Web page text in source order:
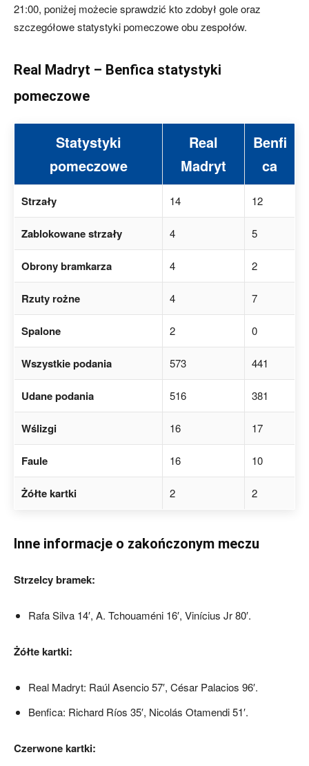
21:00, poniżej możecie sprawdzić kto zdobył gole oraz
szczegółowe statystyki pomeczowe obu zespołów.
Real Madryt – Benfica statystyki
pomeczowe
Statystyki
pomeczowe
Real
Madryt
Benfi
ca
Strzały 14 12
Zablokowane strzały 4 5
Obrony bramkarza 4 2
Rzuty rożne 4 7
Spalone 2 0
Wszystkie podania 573 441
Udane podania 516 381
Wślizgi 16 17
Faule 16 10
Żółte kartki 2 2
Inne informacje o zakończonym meczu
Strzelcy bramek:
Rafa Silva 14′, A. Tchouaméni 16′, Vinícius Jr 80′.
Żółte kartki:
Real Madryt: Raúl Asencio 57′, César Palacios 96′.
Benfica: Richard Ríos 35′, Nicolás Otamendi 51′.
Czerwone kartki: